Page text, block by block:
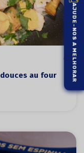
au four AJUDE-NOS A MELHORAR